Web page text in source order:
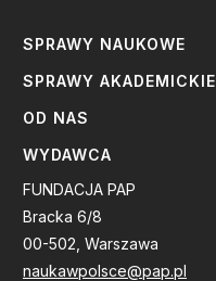
SPRAWY NAUKOWE
SPRAWY AKADEMICKIE
OD NAS
WYDAWCA
FUNDACJA PAP
Bracka 6/8
00-502, Warszawa
naukawpolsce@pap.pl